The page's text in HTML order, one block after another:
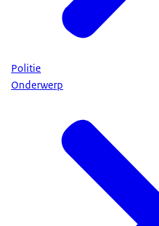
Politie
Onderwerp